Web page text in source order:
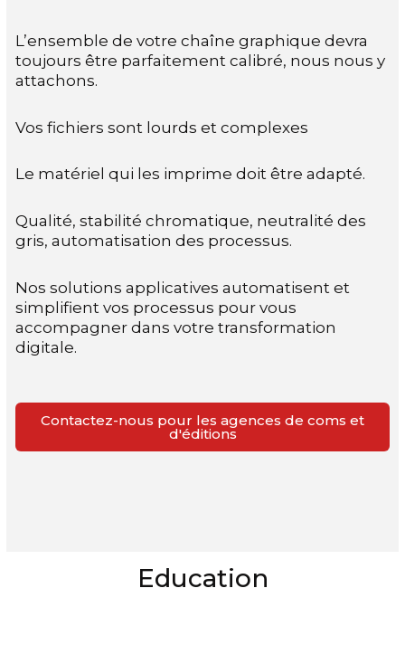
L’ensemble de votre chaîne graphique devra
toujours être parfaitement calibré, nous nous y
attachons.
Vos fichiers sont lourds et complexes
Le matériel qui les imprime doit être adapté.
Qualité, stabilité chromatique, neutralité des
gris, automatisation des processus.
Nos solutions applicatives automatisent et
simplifient vos processus pour vous
accompagner dans votre transformation
digitale.
Contactez-nous pour les agences de coms et
d'éditions
Education